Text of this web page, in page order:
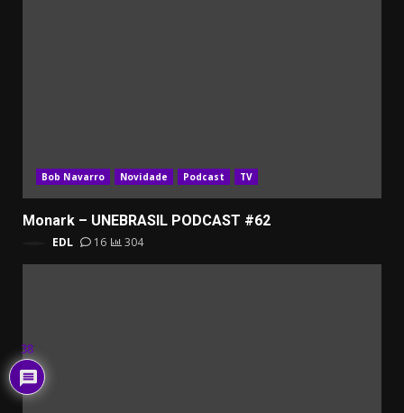
Bob Navarro Novidade Podcast TV
Monark – UNEBRASIL PODCAST #62
EDL 16 304
38